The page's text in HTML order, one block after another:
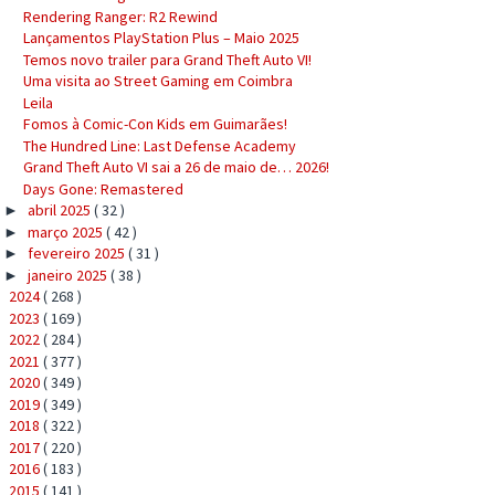
Rendering Ranger: R2 Rewind
Lançamentos PlayStation Plus – Maio 2025
Temos novo trailer para Grand Theft Auto VI!
Uma visita ao Street Gaming em Coimbra
Leila
Fomos à Comic-Con Kids em Guimarães!
The Hundred Line: Last Defense Academy
Grand Theft Auto VI sai a 26 de maio de… 2026!
Days Gone: Remastered
► abril 2025 ( 32 )
► março 2025 ( 42 )
► fevereiro 2025 ( 31 )
► janeiro 2025 ( 38 )
2024( 268 )
2023 ( 169 )
2022( 284 )
2021 ( 377 )
2020( 349 )
2019( 349 )
2018 ( 322 )
2017( 220 )
2016( 183 )
2015 ( 141 )